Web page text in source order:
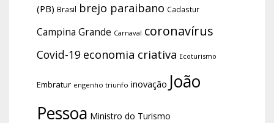
(PB) Brasil brejo paraibano Cadastur
Campina Grande Carnaval coronavírus
Covid-19 economia criativa Ecoturismo
Embratur engenho triunfo inovação João
Pessoa Ministro do Turismo